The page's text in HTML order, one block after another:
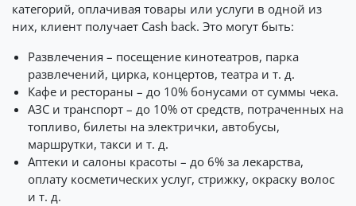
категорий, оплачивая товары или услуги в одной из
них, клиент получает Cash back. Это могут быть:
Развлечения – посещение кинотеатров, парка
развлечений, цирка, концертов, театра и т. д.
Кафе и рестораны – до 10% бонусами от суммы чека.
АЗС и транспорт – до 10% от средств, потраченных на
топливо, билеты на электрички, автобусы,
маршрутки, такси и т. д.
Аптеки и салоны красоты – до 6% за лекарства,
оплату косметических услуг, стрижку, окраску волос
и т. д.